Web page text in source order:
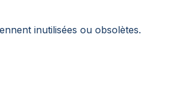
inutilisées ou obsolètes.